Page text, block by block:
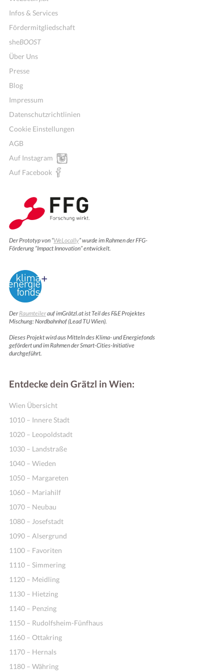
Online Shops
Infos & Services
Fördermitgliedschaft
sheBOOST
Über Uns
Presse
Blog
Impressum
Datenschutzrichtlinien
Cookie Einstellungen
AGB
Auf Instagram
Auf Facebook
Der Prototyp von “WeLocally” wurde im Rahmen der FFG-
Förderung “Impact Innovation” entwickelt.
DerRaumteilerauf imGrätzl.at ist Teil des F&E Projektes
Mischung: Nordbahnhof (Lead TU Wien).
Dieses Projekt wird aus Mitteln des Klima- und Energiefonds
gefördert und im Rahmen der Smart-Cities-Initiative
durchgeführt.
Entdecke dein Grätzl in Wien:
Wien Übersicht
1010 – Innere Stadt
1020 – Leopoldstadt
1030 – Landstraße
1040 – Wieden
1050 – Margareten
1060 – Mariahilf
1070 – Neubau
1080 – Josefstadt
1090 – Alsergrund
1100 – Favoriten
1110 – Simmering
1120 – Meidling
1130 – Hietzing
1140 – Penzing
1150 – Rudolfsheim-Fünfhaus
1160 – Ottakring
1170 – Hernals
1180 – Währing